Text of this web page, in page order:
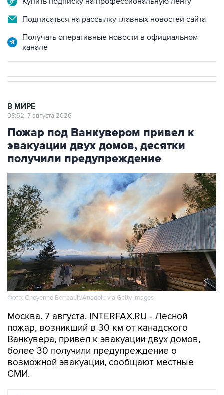
Подписаться на рассылку главных новостей сайта
Получать оперативные новости в официальном
канале
В МИРЕ
03:52, 7 августа 2026
Пожар под Ванкувером привел к
эвакуации двух домов, десятки
получили предупреждение
Фото: Cheyenne Berreault/Anadolu via Getty Images
Москва. 7 августа. INTERFAX.RU - Лесной
пожар, возникший в 30 км от канадского
Ванкувера, привел к эвакуации двух домов,
более 30 получили предупреждение о
возможной эвакуации, сообщают местные
СМИ.